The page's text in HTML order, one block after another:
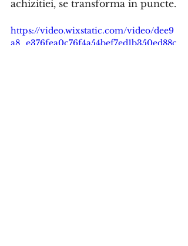
https://video.wixstatic.com/video/dee9
a8_e376fea0c76f4a54bef7ed1b350ed88c